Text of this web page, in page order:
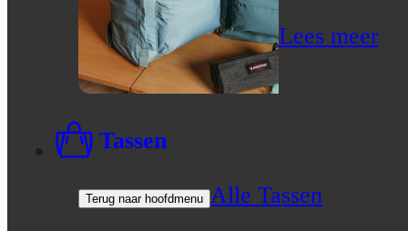
Lees meer
Tassen
Terug naar hoofdmenu Alle Tassen